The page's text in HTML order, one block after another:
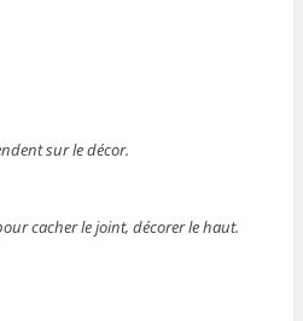
sur le décor.
cacher le joint, décorer le haut.